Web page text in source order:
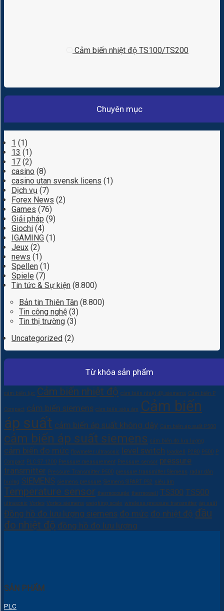
Cảm biến nhiệt độ TS100/TS200
Chuyên mục
1 (1)
13 (1)
17 (2)
casino (8)
casino utan svensk licens (1)
Dịch vụ (7)
Forex News (2)
Games (76)
Giải pháp (9)
Giochi (4)
IGAMING (1)
Jeux (2)
news (1)
Spellen (1)
Spiele (7)
Tin tức & Sự kiện (8.800)
Bản tin Thiên Tân (8.800)
Tin công nghệ (3)
Tin thị trường (3)
Uncategorized (2)
Từ khóa sản phẩm
cảm biến lực Cảm biến nhiệt độ cảm biến nhiệt độ siemens Cảm biến P
Compact cảm biến siemens cảm biến siêu âm Cảm biến
áp suất cảm biến áp suất không dây Cảm biến áp suất P500
cảm biến áp suất siemens cảm biến đo lưu lượng
cảm biến đo mức flowmeter ultrasonic level switch loadcell P280 P500 P
Compact PLC S7 1200 Pressure measurement Pressure sensor pressure
transmitter Pressure Transmitter P500 pressure transmitter SIemens radar dẫn
hướng SIEMENS siemens pressure Siemens SIPART PS2 siêu âm
Temperature sensor thermocouple thermowell TS300 TS500
ultrasonic Vortex Vortex siemens weighing scale wireless pressure transmitter áp suất
Đồng hồ đo lưu lượng siemens đo mức đo nhiệt độ đầu
đo nhiệt độ đồng hồ đo lưu lượng
SẢN PHẨM
PLC